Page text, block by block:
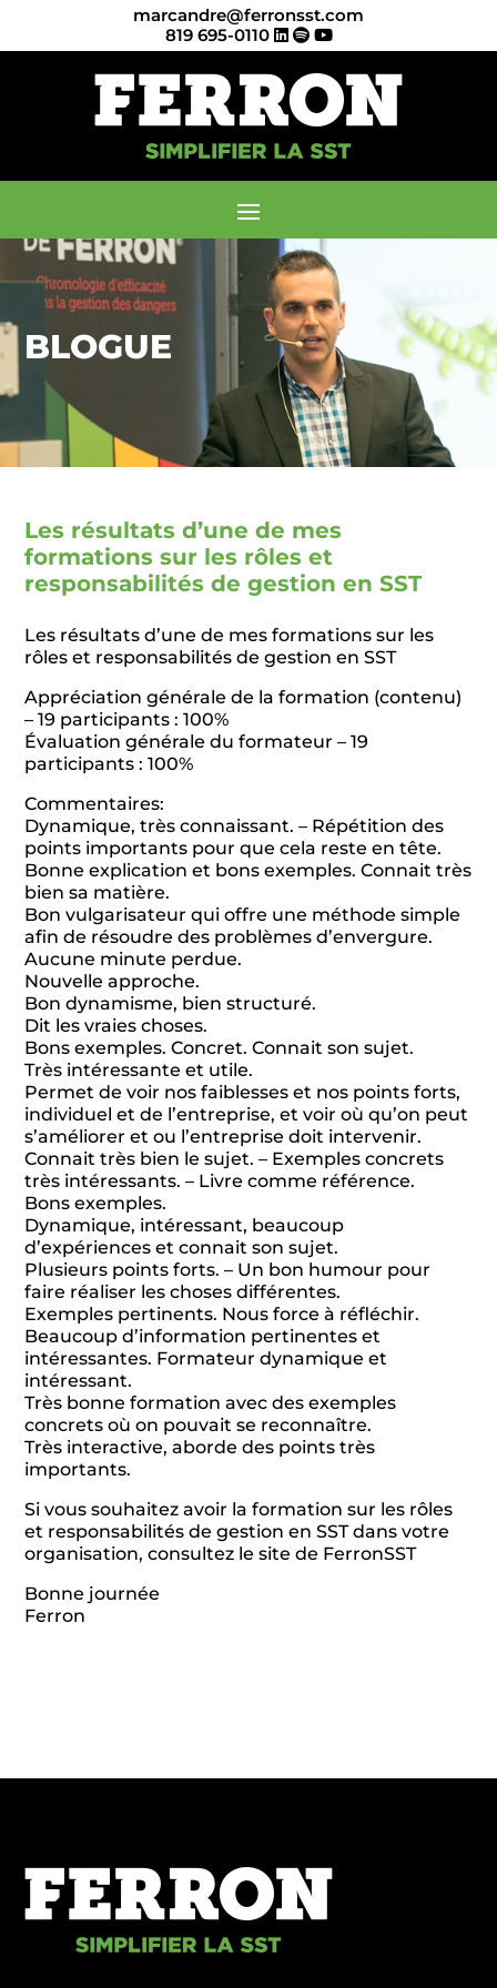
marcandre@ferronsst.com
819 695-0110
BLOGUE
Les résultats d’une de mes
formations sur les rôles et
responsabilités de gestion en SST
Les résultats d’une de mes formations sur les
rôles et responsabilités de gestion en SST
Appréciation générale de la formation (contenu)
– 19 participants : 100%
Évaluation générale du formateur – 19
participants : 100%
Commentaires:
Dynamique, très connaissant. – Répétition des
points importants pour que cela reste en tête.
Bonne explication et bons exemples. Connait très
bien sa matière.
Bon vulgarisateur qui offre une méthode simple
afin de résoudre des problèmes d’envergure.
Aucune minute perdue.
Nouvelle approche.
Bon dynamisme, bien structuré.
Dit les vraies choses.
Bons exemples. Concret. Connait son sujet.
Très intéressante et utile.
Permet de voir nos faiblesses et nos points forts,
individuel et de l’entreprise, et voir où qu’on peut
s’améliorer et ou l’entreprise doit intervenir.
Connait très bien le sujet. – Exemples concrets
très intéressants. – Livre comme référence.
Bons exemples.
Dynamique, intéressant, beaucoup
d’expériences et connait son sujet.
Plusieurs points forts. – Un bon humour pour
faire réaliser les choses différentes.
Exemples pertinents. Nous force à réfléchir.
Beaucoup d’information pertinentes et
intéressantes. Formateur dynamique et
intéressant.
Très bonne formation avec des exemples
concrets où on pouvait se reconnaître.
Très interactive, aborde des points très
importants.
Si vous souhaitez avoir la formation sur les rôles
et responsabilités de gestion en SST dans votre
organisation, consultez le site de FerronSST
Bonne journée
Ferron